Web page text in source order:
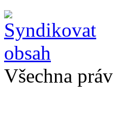
Všechna